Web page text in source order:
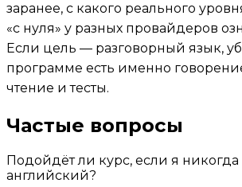
заранее, с какого реального
«с нуля» у разных провайдеров
Если цель — разговорный язык,
программе есть именно
чтение и тесты.
Частые вопросы
Подойдёт ли курс, если я никогда
английский?